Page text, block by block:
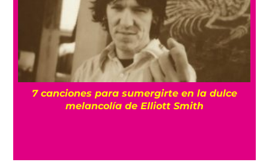
7 canciones para sumergirte en la dulce
melancolía de Elliott Smith